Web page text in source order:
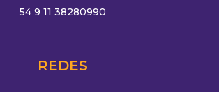
54 9 11 38280990
REDES